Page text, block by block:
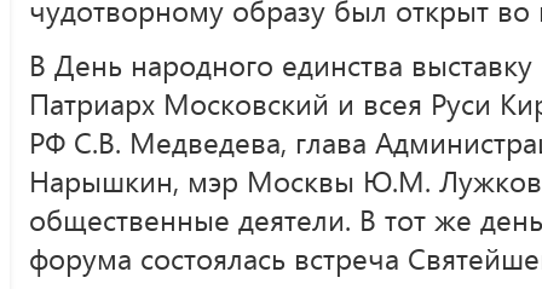
чудотворному образу был открыт во
В День народного единства
Патриарх Московский и всея Руси
РФ С.В. Медведева, глава
Нарышкин, мэр Москвы Ю.М.
общественные деятели. В тот же
форума состоялась встреча